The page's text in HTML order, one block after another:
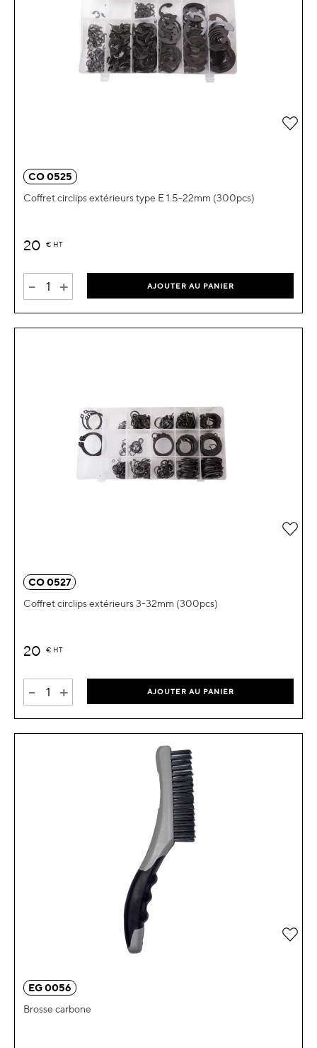
CO 0525
Coffret circlips extérieurs type E 1.5-22mm (300pcs)
20 € HT
- + AJOUTER AU PANIER
CO 0527
Coffret circlips extérieurs 3-32mm (300pcs)
20 € HT
- + AJOUTER AU PANIER
EG 0056
Brosse carbone